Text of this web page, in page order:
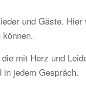
und Gäste.
mit Herz und
in jedem Gespräch.